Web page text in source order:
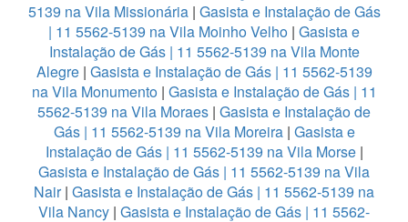
5139 na Vila Missionária| Gasista e Instalação de Gás
| 11 5562-5139 na Vila Moinho Velho | Gasista e
Instalação de Gás | 11 5562-5139 na Vila Monte
Alegre| Gasista e Instalação de Gás | 11 5562-5139
na Vila Monumento| Gasista e Instalação de Gás | 11
5562-5139 na Vila Moraes | Gasista e Instalação de
Gás | 11 5562-5139 na Vila Moreira| Gasista e
Instalação de Gás | 11 5562-5139 na Vila Morse|
Gasista e Instalação de Gás | 11 5562-5139 na Vila
Nair| Gasista e Instalação de Gás | 11 5562-5139 na
Vila Nancy | Gasista e Instalação de Gás | 11 5562-